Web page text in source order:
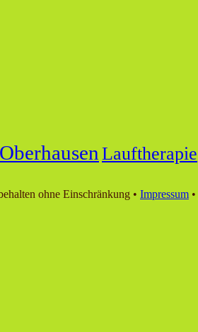
Lauftherapie
ohne Einschränkung • Impressum •